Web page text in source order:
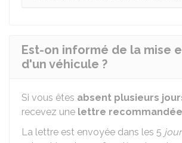
Est-on informé de la mise
d'un véhicule ?
Si vous êtes absent plusieurs
recevez une lettre
La lettre est envoyée dans les 5